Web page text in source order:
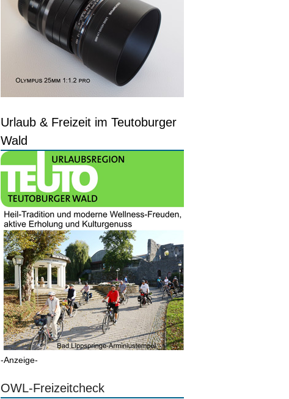
Urlaub & Freizeit im Teutoburger
Wald
-Anzeige-
OWL-Freizeitcheck